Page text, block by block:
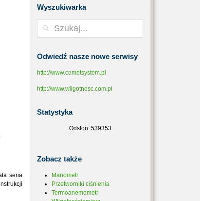
seria
Wyszukiwarka
Odwiedź nasze nowe serwisy
http://www.cometsystem.pl
http://www.wilgotnosc.com.pl
Statystyka
Odsłon: 539353
Zobacz także
Manometr
Przetworniki ciśnienia
Termoanemometr